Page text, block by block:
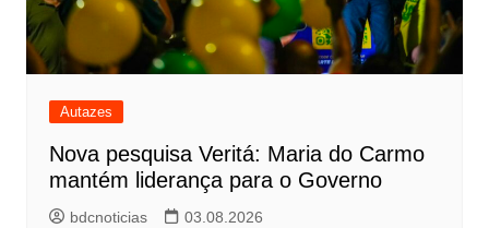
Autazes
Nova pesquisa Veritá: Maria do Carmo
mantém liderança para o Governo
bdcnoticias 03.08.2026